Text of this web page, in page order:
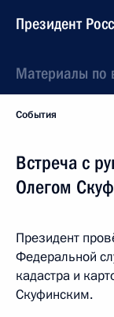
Президент
Материалы по
События
Встреча с
Олегом
Президент
Федеральной
кадастра и
Скуфинским.